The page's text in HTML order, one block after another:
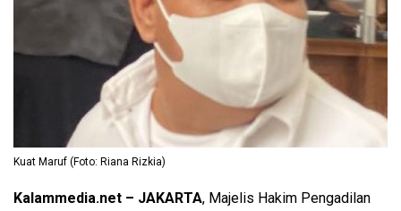
Kuat Maruf (Foto: Riana Rizkia)
Kalammedia.net – JAKARTA, Majelis Hakim Pengadilan